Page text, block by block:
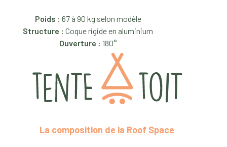
Poids : 67 à 90 kg selon modèle
Structure : Coque rigide en aluminium
Ouverture : 180°
La composition de la Roof Space